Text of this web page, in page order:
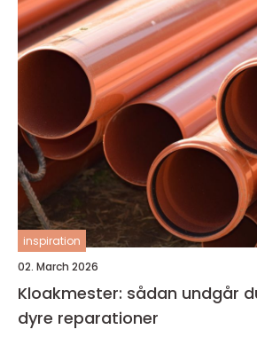
inspiration
02. March 2026
Kloakmester: sådan undgår
dyre reparationer